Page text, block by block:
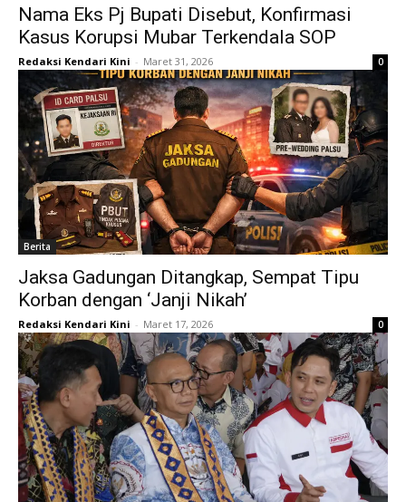
Nama Eks Pj Bupati Disebut, Konfirmasi
Kasus Korupsi Mubar Terkendala SOP
Redaksi Kendari Kini - Maret 31, 2026 0
Berita
Jaksa Gadungan Ditangkap, Sempat Tipu
Korban dengan ‘Janji Nikah’
Redaksi Kendari Kini - Maret 17, 2026 0